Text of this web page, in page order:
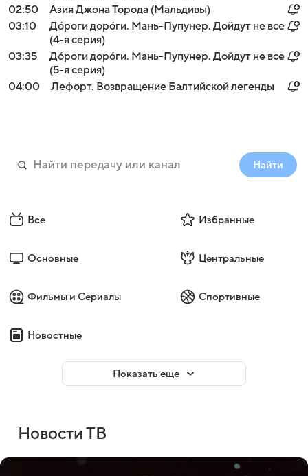
02:50
Азия Джона Торода (Мальдивы)
03:10
Дóроги дорóги. Мань-Пупунер. Дойдут не все
(4-я серия)
03:35
Дóроги дорóги. Мань-Пупунер. Дойдут не все
(5-я серия)
04:00
Лефорт. Возвращение Балтийской легенды
Найти
Все Избранные
Основные Центральные
Фильмы и Сериалы Спортивные
Новостные
Показать еще
Новости ТВ